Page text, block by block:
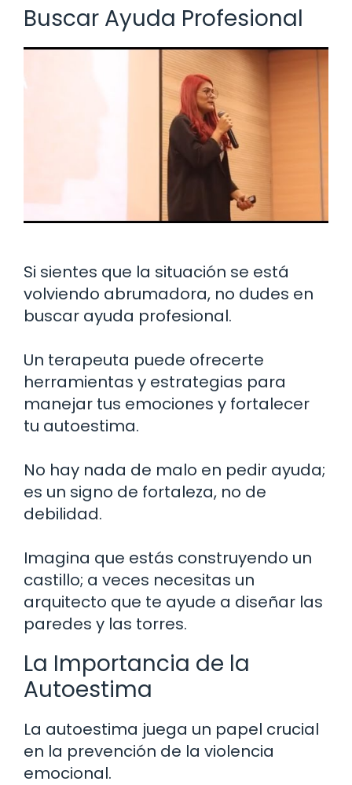
Buscar Ayuda Profesional
Si sientes que la situación se está
volviendo abrumadora, no dudes en
buscar ayuda profesional.
Un terapeuta puede ofrecerte
herramientas y estrategias para
manejar tus emociones y fortalecer
tu autoestima.
No hay nada de malo en pedir ayuda;
es un signo de fortaleza, no de
debilidad.
Imagina que estás construyendo un
castillo; a veces necesitas un
arquitecto que te ayude a diseñar las
paredes y las torres.
La Importancia de la
Autoestima
La autoestima juega un papel crucial
en la prevención de la violencia
emocional.